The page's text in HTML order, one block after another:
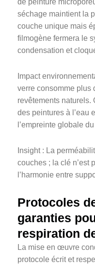
séchage maintient la
couche unique mais
filmogène fermera le
condensation et
Impact
verre consomme plus
revêtements naturels.
des peintures à l’eau
l’empreinte globale
Insight : La
couches ; la clé n’est
l’harmonie entre
Protocoles
garanties
respiration
La mise en œuvre
protocole écrit et